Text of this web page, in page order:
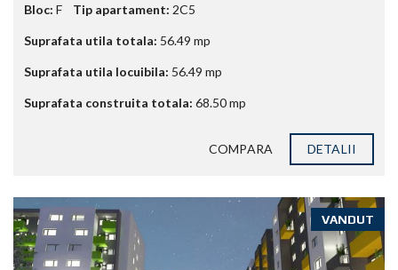
Bloc: F Tip apartament: 2C5
Suprafata utila totala: 56.49 mp
Suprafata utila locuibila: 56.49 mp
Suprafata construita totala: 68.50mp
COMPARA DETALII
VANDUT